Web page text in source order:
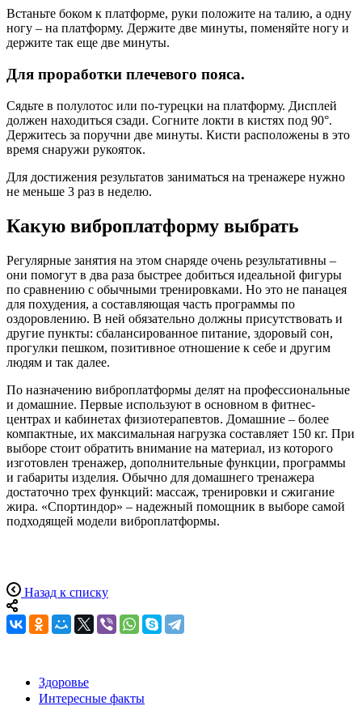
Встаньте боком к платформе, руки положите на талию, а одну
ногу – на платформу. Держите две минуты, поменяйте ногу и
держите так еще две минуты.
Для проработки плечевого пояса.
Сядьте в полулотос или по-турецки на платформу. Дисплей
должен находиться сзади. Согните локти в кистях под 90°.
Держитесь за поручни две минуты. Кисти расположены в это
время снаружи рукояток.
Для достижения результатов заниматься на тренажере нужно
не меньше 3 раз в неделю.
Какую виброплатформу выбрать
Регулярные занятия на этом снаряде очень результативны –
они помогут в два раза быстрее добиться идеальной фигуры
по сравнению с обычными тренировками. Но это не панацея
для похудения, а составляющая часть программы по
оздоровлению. В ней обязательно должны присутствовать и
другие пункты: сбалансированное питание, здоровый сон,
прогулки пешком, позитивное отношение к себе и другим
людям и так далее.
По назначению виброплатформы делят на профессиональные
и домашние. Первые используют в основном в фитнес-
центрах и кабинетах физиотерапевтов. Домашние – более
компактные, их максимальная нагрузка составляет 150 кг. При
выборе стоит обратить внимание на материал, из которого
изготовлен тренажер, дополнительные функции, программы
и габариты изделия. Обычно для домашнего тренажера
достаточно трех функций: массаж, тренировки и сжигание
жира. «Спортиндор» – надежный помощник в выборе самой
подходящей модели виброплатформы.
Назад к списку
Здоровье
Интересные факты